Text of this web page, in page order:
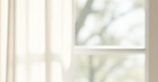
sanación. La hipnosis ericksoniana no es
técnica mágica ni un truco de
entretenimiento. Es un método terapéutico